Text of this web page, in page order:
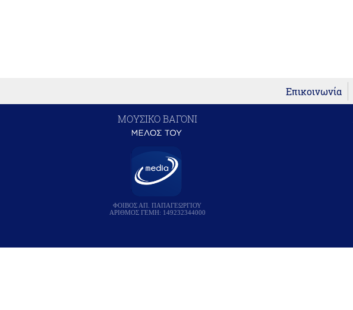
Επικοινωνία
ΜΟΥΣΙΚΟ ΒΑΓΟΝΙ
ΦΟΙΒΟΣ ΑΠ. ΠΑΠΑΓΕΩΡΓΙΟΥ
ΑΡΙΘΜΟΣ ΓΕΜΗ: 149232344000